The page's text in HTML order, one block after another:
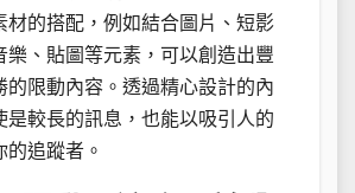
材的搭配，例如結合圖片、短影
樂、貼圖等元素，可以創造出豐
的限動內容。透過精心設計的內
是較長的訊息，也能以吸引人的
的追蹤者。